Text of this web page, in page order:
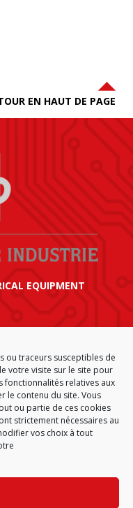
ou traceurs susceptibles de
votre visite sur le site pour
fonctionnalités relatives aux
le contenu du site. Vous
ou partie de ces cookies
strictement nécessaires au
vos choix à tout
EN HAUT DE PAGE
EQUIPMENT
Norvège
EXUPÉRY